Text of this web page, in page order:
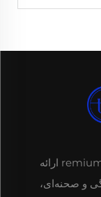
تکنولوژی Aa1 محصولات صوتی پremium ارائه
و صحنه‌ای،